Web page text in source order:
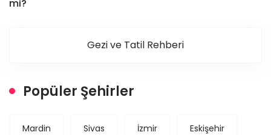
mi?
Gezi ve Tatil Rehberi
Popüler Şehirler
Mardin Sivas İzmir Eskişehir